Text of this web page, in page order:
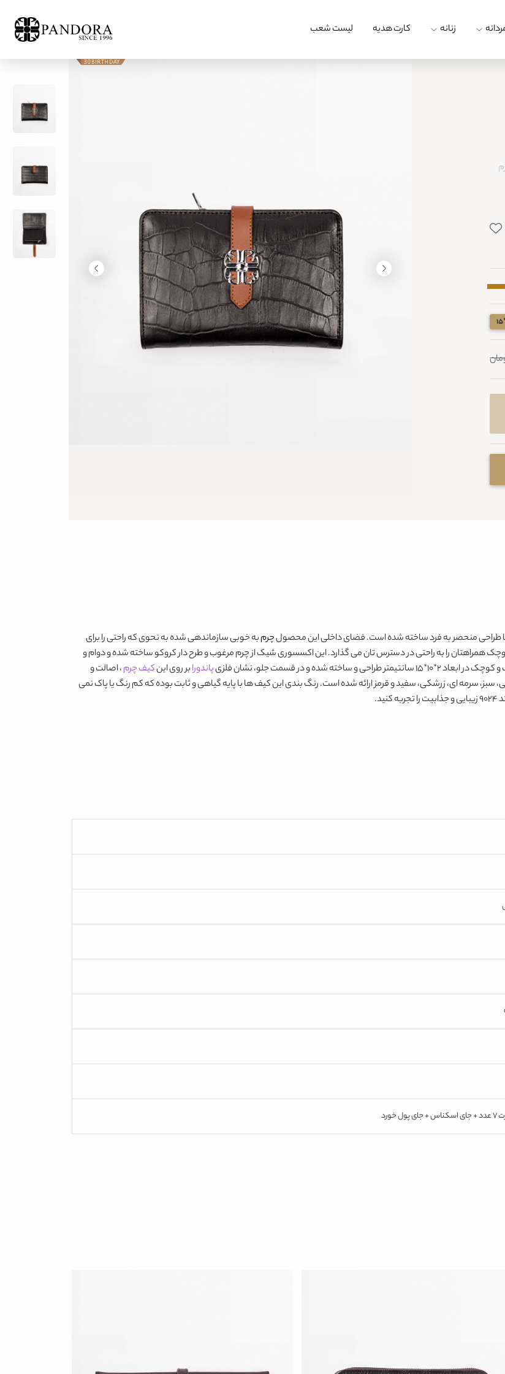
زنانه کارت هدیه لیست شعب
طراحی منحصر به فرد ساخته شده است. فضای داخلی این محصولچرمبه خوبی سازماندهی شده به نحوی که راحتی را برای
همراهتان را به راحتی در دسترس تان می گذارد. این اکسسوری شیک از چرم مرغوب و طرح دار کروکو ساخته شده و دوام و
طراحی و ساخته شده و در قسمت جلو، نشان فلزی پاندورابر روی اینکیف چرم، اصالت و
سرمه ای، زرشکی، سفید و قرمز ارائه شده است. رنگ بندی این کیف ها با پایه گیاهی و ثابت بوده که کم رنگ یا پاک نمی
زیبایی و جذابیت را تجربه کنید.
خورد